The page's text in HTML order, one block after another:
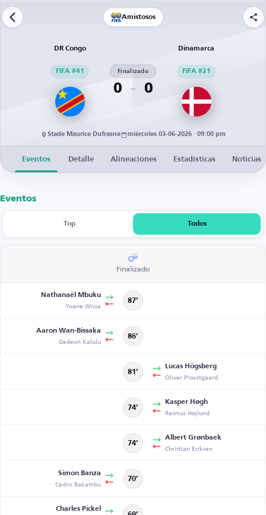
Amistosos
DR Congo
FIFA #41
0
Finalizado
0
Dinamarca
FIFA #21
Stade Maurice Dufrasne miércoles 03-06-2026 · 09:00 pm
Eventos Detalle Alineaciones Estadísticas Noticias
Eventos
Top Todos
Finalizado
Nathanaël Mbuku
Yoane Wissa 87’
Aaron Wan-Bissaka
Gedeon Kalulu 86’
81’
Lucas Högsberg
Oliver Provstgaard
74’
Kasper Høgh
Rasmus Højlund
74’
Albert Grønbaek
Christian Eriksen
Simon Banza
Cédric Bakambu 70’
Charles Pickel